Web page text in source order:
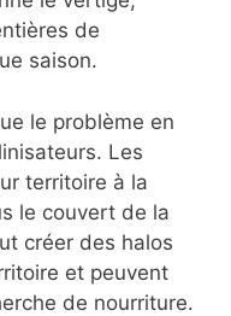
de
saison.
le problème en
Les
territoire à la
le couvert de la
créer des halos
et peuvent
de nourriture.